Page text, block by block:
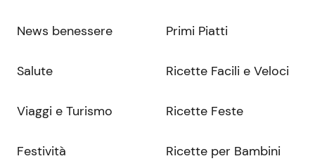
News benessere
Salute
Viaggi e Turismo
Festività
Primi Piatti
Ricette Facili e Veloci
Ricette Feste
Ricette per Bambini